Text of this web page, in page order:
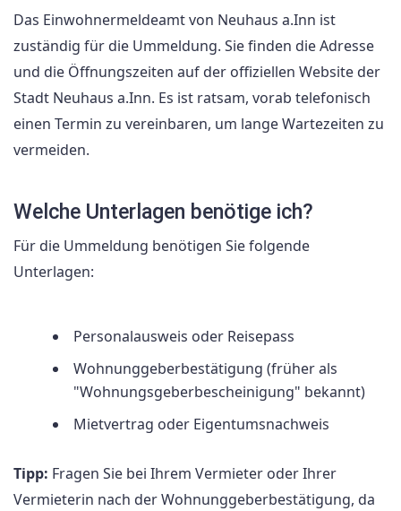
Das Einwohnermeldeamt von Neuhaus a.Inn ist
zuständig für die Ummeldung. Sie finden die Adresse
und die Öffnungszeiten auf der offiziellen Website der
Stadt Neuhaus a.Inn. Es ist ratsam, vorab telefonisch
einen Termin zu vereinbaren, um lange Wartezeiten zu
vermeiden.
Welche Unterlagen benötige ich?
Für die Ummeldung benötigen Sie folgende
Unterlagen:
Personalausweis oder Reisepass
Wohnunggeberbestätigung (früher als
"Wohnungsgeberbescheinigung" bekannt)
Mietvertrag oder Eigentumsnachweis
Tipp: Fragen Sie bei Ihrem Vermieter oder Ihrer
Vermieterin nach der Wohnunggeberbestätigung, da